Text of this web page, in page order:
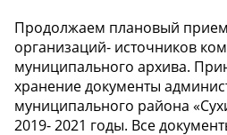
Продолжаем плановый
организаций- источников
муниципального архива.
хранение документы
муниципального района
2019- 2021 годы. Все